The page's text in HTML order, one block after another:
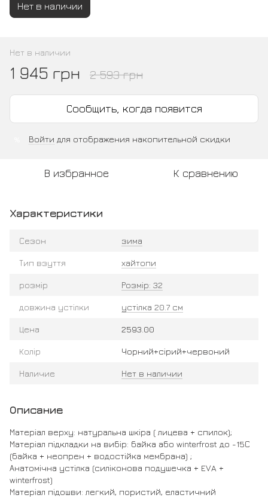
Нет в наличии
Нет в наличии
1 945 грн 2 593 грн
Сообщить, когда появится
Войти для отображения накопительной скидки
В избранное К сравнению
Характеристики
Сезон зима
Тип взуття хайтопи
розмір Розмір: 32
довжина устілки устілка 20.7 см
Цена 2593.00
Колір Чорний+сірий+червоний
Наличие Нет в наличии
Описание
Матеріал верху: натуральна шкіра ( лицева + спилок);
Матеріал підкладки на вибір: байка або winterfrost до -15С
(байка + неопрен + водостійка мембрана) ;
Анатомічна устілка (силіконова подушечка + EVA +
winterfrost)
Матеріал підошви: легкий, пористий, еластичний